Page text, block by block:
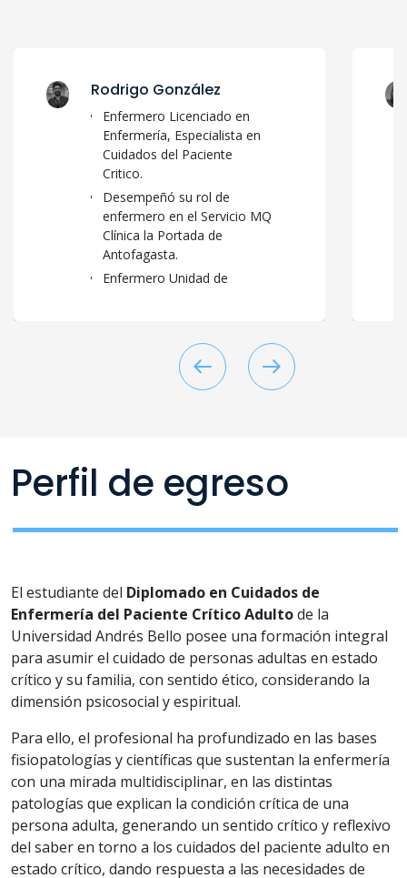
Rodrigo González
Enfermero Licenciado en
Enfermería, Especialista en
Cuidados del Paciente
Critico.
Desempeñó su rol de
enfermero en el Servicio MQ
Clínica la Portada de
Antofagasta.
Enfermero Unidad de
Docente invitado
Especialidad en Cuidados
Críticos del Adulto,
Chilena de Medicina
Intensiva, Expositor
Mexicano de Medicina Critica
2021.
El estudiante del Diplomado en Cuidados de
Enfermería del Paciente Crítico Adultode la
Universidad Andrés Bello posee una formación integral
para asumir el cuidado de personas adultas en estado
crítico y su familia, con sentido ético, considerando la
dimensión psicosocial y espiritual.
Para ello, el profesional ha profundizado en las bases
fisiopatologías y científicas que sustentan la enfermería
con una mirada multidisciplinar, en las distintas
patologías que explican la condición crítica de una
persona adulta, generando un sentido crítico y reflexivo
del saber en torno a los cuidados del paciente adulto en
estado crítico, dando respuesta a las necesidades de
Perfil de egreso